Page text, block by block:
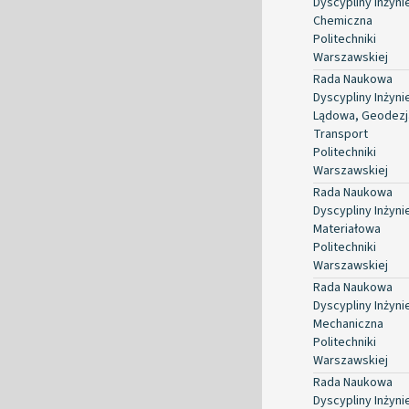
Chemiczna
Politechniki
Warszawskiej
Rada Naukowa
Dyscypliny
Lądowa,
Transport
Politechniki
Warszawskiej
Rada Naukowa
Dyscypliny
Materiałowa
Politechniki
Warszawskiej
Rada Naukowa
Dyscypliny
Mechaniczna
Politechniki
Warszawskiej
Rada Naukowa
Dyscypliny